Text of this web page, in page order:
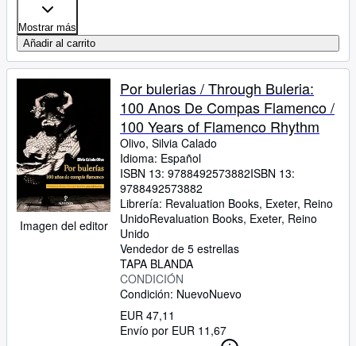
Mostrar más
Añadir al carrito
Imagen del editor
Por bulerias / Through Buleria:
100 Anos De Compas Flamenco /
100 Years of Flamenco Rhythm
Olivo, Silvia Calado
Idioma: Español
ISBN 13: 9788492573882ISBN 13:
9788492573882
Librería: Revaluation Books, Exeter, Reino
UnidoRevaluation Books, Exeter, Reino
Unido
Vendedor de 5 estrellas
TAPA BLANDA
CONDICIÓN
Condición: NuevoNuevo
EUR 47,11
Envío por EUR 11,67